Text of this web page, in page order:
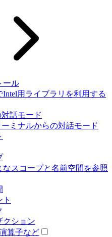
ール
Intel用ライブラリを利用する
対話モード
ーミナルからの対話モード
なスコープと名前空間を参照
ト
クション
算子など